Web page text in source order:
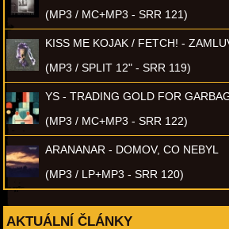
(MP3 / MC+MP3 - SRR 121)
KISS ME KOJAK / FETCH! -
(MP3 / SPLIT 12" - SRR 119)
YS - TRADING GOLD FOR
(MP3 / MC+MP3 - SRR 122)
ARANANAR - DOMOV, CO NEBYL
(MP3 / LP+MP3 - SRR 120)
AKTUÁLNÍ ČLÁNKY